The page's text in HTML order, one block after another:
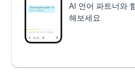
AI 언어 파트너와
해보세요